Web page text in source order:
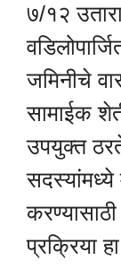
७/१२
जमिनीचे
सामाईक
उपयुक्त
सदस्यांमध्ये
प्रक्रिया